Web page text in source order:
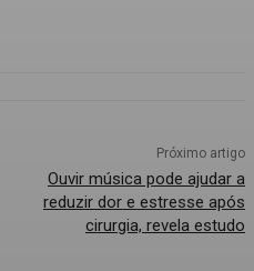
Próximo artigo
Ouvir música pode ajudar a
reduzir dor e estresse após
cirurgia, revela estudo